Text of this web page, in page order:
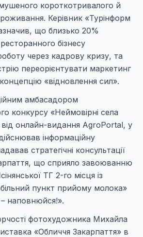
короткотривалого й
Керівник «Турінформ
що близько 20%
бізнесу
через кадрову кризу, та
переорієнтувати маркетинг
«відновлення сил».
амбасадором
конкурсу «Неймовірні села
від онлайн-видання AgroPortal, у
інформаційну
стратегічні консультації
що сприяло завоюванню
ТГ 2-го місця із
пункт прийому молока»
наповнюйся!».
фотохудожника Михайла
«Обличчя Закарпаття» в